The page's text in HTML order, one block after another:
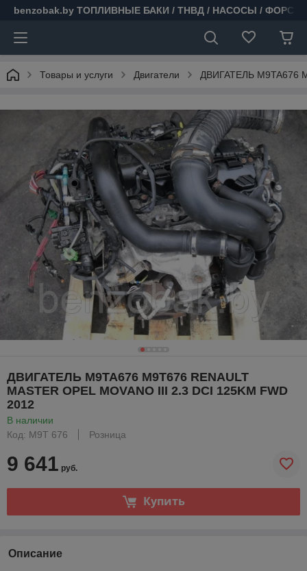
benzobak.by ТОПЛИВНЫЕ БАКИ / ТНВД / НАСОСЫ /
Товары и услуги Двигатели ДВИГАТЕЛЬ M9TA676
ДВИГАТЕЛЬ M9TA676 M9T676 RENAULT
MASTER OPEL MOVANO III 2.3 DCI 125KM FWD
2012
В наличии
Код: M9T 676
Розница
9 641 руб.
Купить
Описание